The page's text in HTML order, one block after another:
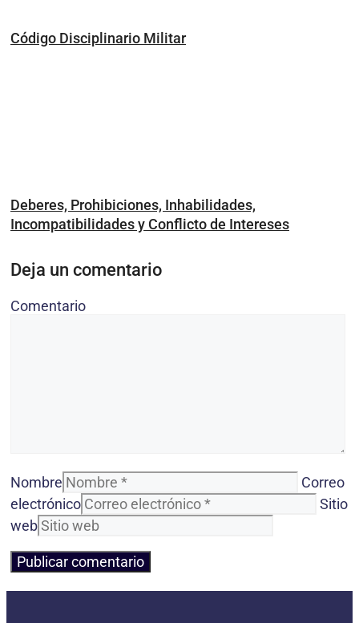
Código Disciplinario Militar
Deberes, Prohibiciones, Inhabilidades,
Incompatibilidades y Conflicto de Intereses
Deja un comentario
Comentario
Nombre
Correo
electrónico
Sitio
web